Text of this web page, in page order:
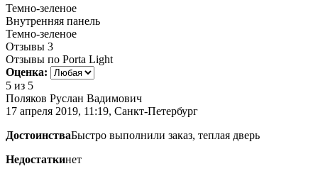
Темно-зеленое
Внутренняя панель
Темно-зеленое
Отзывы 3
Отзывы по Porta Light
Оценка:
5 из 5
Поляков Руслан Вадимович
17 апреля 2019, 11:19, Санкт-Петербург
ДостоинстваБыстро выполнили заказ, теплая дверь
Недостаткинет